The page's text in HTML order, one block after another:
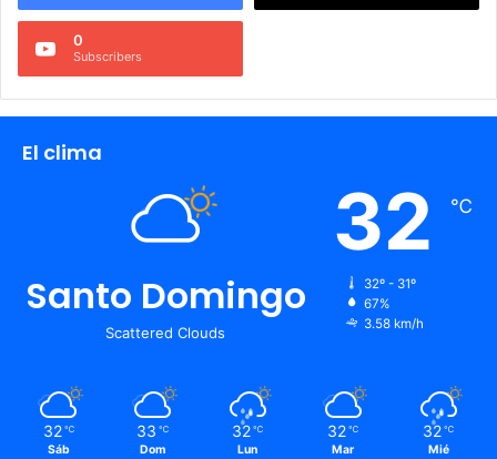
0
Subscribers
El clima
Santo Domingo
Scattered Clouds
32 ℃
32º - 31º
67%
3.58 km/h
32 ℃
Sáb
33 ℃
Dom
32 ℃
Lun
32 ℃
Mar
32 ℃
Mié